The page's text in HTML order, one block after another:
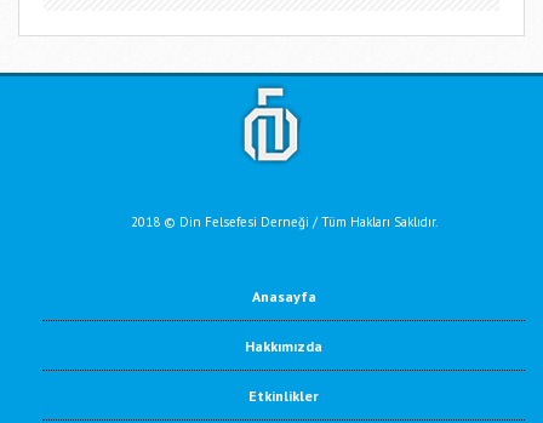
2018 © Din Felsefesi Derneği / Tüm Hakları Saklıdır.
Anasayfa
Hakkımızda
Etkinlikler